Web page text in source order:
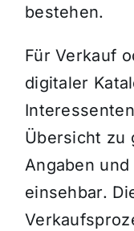
bestehen.
Für Verkauf
digitaler
Übersicht zu
Angaben
einsehbar.